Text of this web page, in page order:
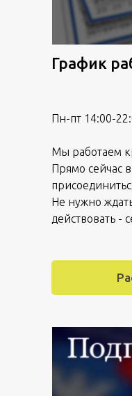
График
Пн-пт 14:00-
Мы работаем
Прямо сейчас
Не нужно
действовать -